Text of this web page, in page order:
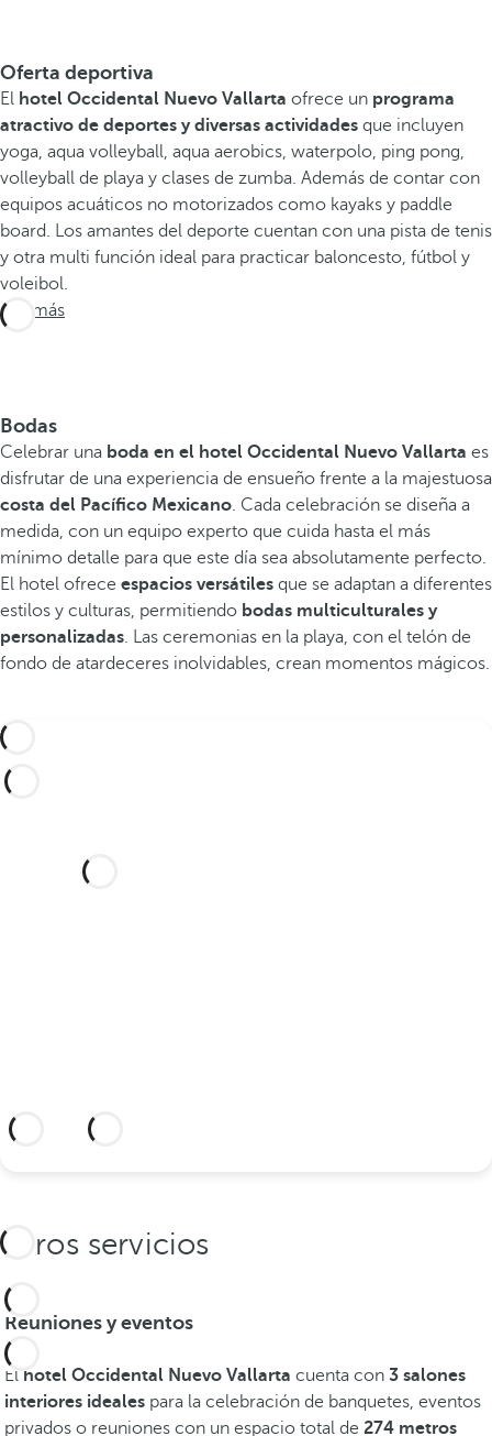
Oferta deportiva
El hotel Occidental Nuevo Vallarta ofrece un programa
atractivo de deportes y diversas actividades que incluyen
yoga, aqua volleyball, aqua aerobics, waterpolo, ping pong,
volleyball de playa y clases de zumba. Además de contar con
equipos acuáticos no motorizados como kayaks y paddle
board. Los amantes del deporte cuentan con una pista de tenis
y otra multi función ideal para practicar baloncesto, fútbol y
voleibol.
Ver más
Bodas
Celebrar una boda en el hotel Occidental Nuevo Vallarta es
disfrutar de una experiencia de ensueño frente a la majestuosa
costa del Pacífico Mexicano . Cada celebración se diseña a
medida, con un equipo experto que cuida hasta el más
mínimo detalle para que este día sea absolutamente perfecto.
El hotel ofrece espacios versátiles que se adaptan a diferentes
estilos y culturas, permitiendo bodas multiculturales y
personalizadas . Las ceremonias en la playa, con el telón de
fondo de atardeceres inolvidables, crean momentos mágicos.
¿Te gustaría celebrar tu boda
Otros servicios
Reuniones y eventos
El hotel Occidental Nuevo Vallarta cuenta con 3 salones
interiores ideales para la celebración de banquetes, eventos
privados o reuniones con un espacio total de 274 metros